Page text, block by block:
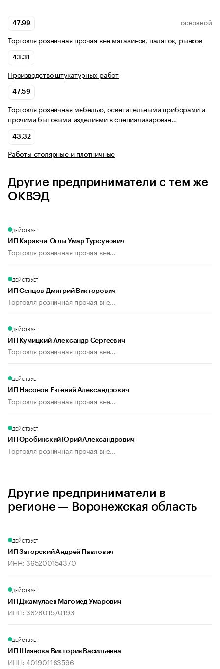
47.99 ОСНОВНОЙ
Торговля розничная прочая вне магазинов, палаток, рынков
43.31
Производство штукатурных работ
47.59
Торговля розничная мебелью, осветительными приборами и
прочими бытовыми изделиями в специализирован…
43.32
Работы столярные и плотничные
Другие предприниматели с тем же
ОКВЭД
ДЕЙСТВУЕТ
ИП Каракчи-Оглы Умар Турсунович
Торговля розничная прочая вне...
ДЕЙСТВУЕТ
ИП Сенцов Дмитрий Викторович
Торговля розничная прочая вне...
ДЕЙСТВУЕТ
ИП Кумицкий Александр Сергеевич
Торговля розничная прочая вне...
ДЕЙСТВУЕТ
ИП Насонов Евгений Александрович
Торговля розничная прочая вне...
ДЕЙСТВУЕТ
ИП Оробинский Юрий Александрович
Торговля розничная прочая вне...
Другие предприниматели в
регионе — Воронежская область
ДЕЙСТВУЕТ
ИП Загорский Андрей Павлович
ИНН: 365200154370
ДЕЙСТВУЕТ
ИП Джамулаев Магомед Умарович
ИНН: 362801570193
ДЕЙСТВУЕТ
ИП Шиянова Виктория Васильевна
ИНН: 401901163596